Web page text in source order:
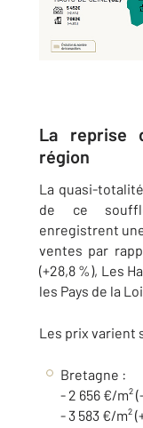
La reprise
région
La quasi-
de ce
enregistrent
ventes par
(+28,8 %), Les
les Pays de la
Les prix varient
Bretagne :
- 2 656 €/m²
- 3 583 €/m²